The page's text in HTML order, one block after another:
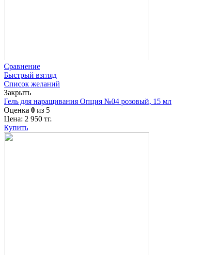
Сравнение
Быстрый взгляд
Список желаний
Закрыть
Гель для наращивания Опция №04 розовый, 15 мл
Оценка 0 из 5
Цена: 2 950 тг.
Купить